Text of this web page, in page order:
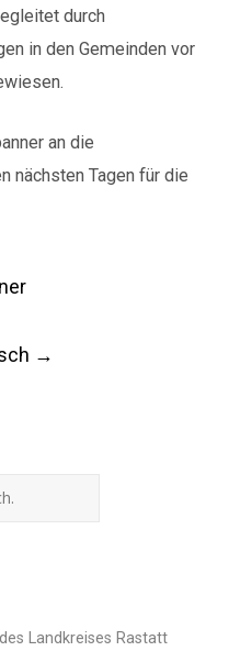
durch
in den Gemeinden vor
an die
nächsten Tagen für die
→
Landkreises Rastatt